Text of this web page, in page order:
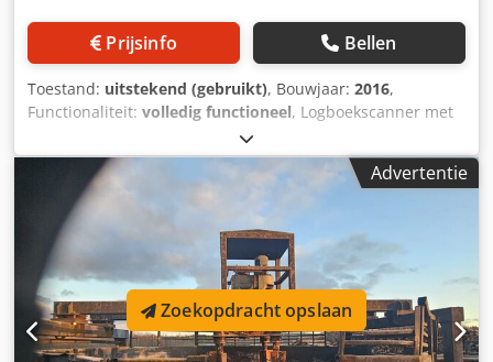
Prijsinfo Bellen
Toestand: uitstekend (gebruikt), Bouwjaar: 2016,
Functionaliteit: volledig functioneel, Logboekscanner met
bijbehorende elektrische bedieningsapparatuur en
bedieningsstoel *Is een hoogwaardige scanner. Het
systeem werkt op zeer hoge lijnsnelheden, waardoor het
de perfecte keuze is in een moderne houtzagerij. moderne
zagerij. - Geeft een waarheidsgetrouw beeld van de
ovaliteit, tapse vorm en zwaai van de boomstammen.
Beschadigingen en knoesten worden geregistreerd en in
aanmerking genomen. - Kan gebruikt worden op alle
posities waar boomstammen gemeten worden. Hout
sorteren, hout optimaliseren en hout draaien in de
Advertentie
Zoekopdracht opslaan